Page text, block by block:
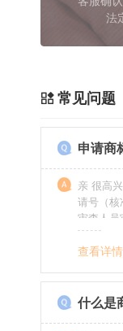
法
常见问题
申请商
亲 很高
请号（
审查人
特殊情况
前。
查看详情
什么是